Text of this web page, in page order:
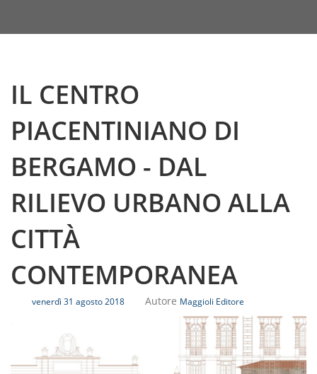
IL CENTRO
PIACENTINIANO DI
BERGAMO - DAL
RILIEVO URBANO ALLA
CITTÀ
CONTEMPORANEA
venerdì 31 agosto 2018 Autore Maggioli Editore